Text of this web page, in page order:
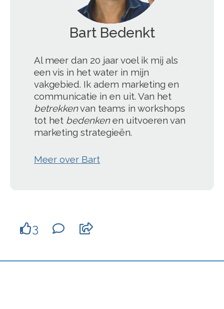
';
Al meer dan 20 jaar voel ik mij als
een vis in het water in mijn
vakgebied. Ik adem marketing en
communicatie in en uit. Van het
betrekkenvan teams in workshops
tot het bedenkenen uitvoeren van
marketing strategieën.
Meer over Bart
3